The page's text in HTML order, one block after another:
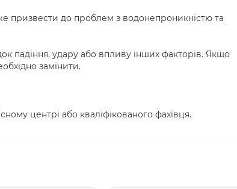
призвести до проблем з водонепроникністю та
падіння, удару або впливу інших факторів. Якщо
замінити.
центрі або кваліфікованого фахівця.